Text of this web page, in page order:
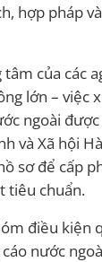
hợp pháp
của các
lớn – việc
ngoài
và Xã hội
sơ để cấp
tiêu chuẩn.
điều kiện
nước